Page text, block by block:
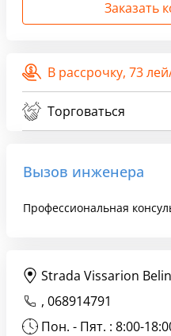
Заказать
В рассрочку, 73
Торговаться
Вызов инженера
Профессиональная
Strada Vissarion
, 068914791
Пон. - Пят. : 8:00-